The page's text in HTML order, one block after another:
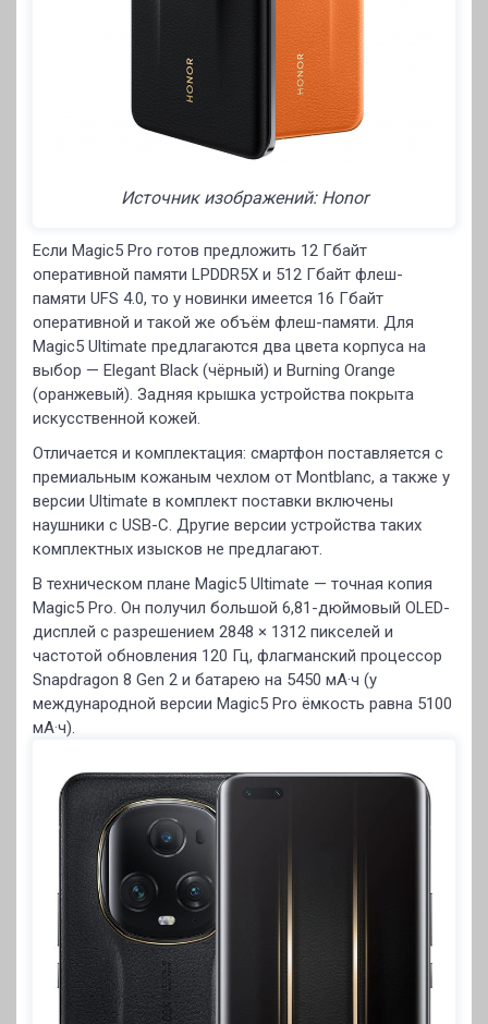
Источник изображений: Honor
Если Magic5 Pro готов предложить 12 Гбайт
оперативной памяти LPDDR5X и 512 Гбайт флеш-
памяти UFS 4.0, то у новинки имеется 16 Гбайт
оперативной и такой же объём флеш-памяти. Для
Magic5 Ultimate предлагаются два цвета корпуса на
выбор — Elegant Black (чёрный) и Burning Orange
(оранжевый). Задняя крышка устройства покрыта
искусственной кожей.
Отличается и комплектация: смартфон поставляется с
премиальным кожаным чехлом от Montblanc, а также у
версии Ultimate в комплект поставки включены
наушники с USB-C. Другие версии устройства таких
комплектных изысков не предлагают.
В техническом плане Magic5 Ultimate — точная копия
Magic5 Pro. Он получил большой 6,81-дюймовый OLED-
дисплей с разрешением 2848 × 1312 пикселей и
частотой обновления 120 Гц, флагманский процессор
Snapdragon 8 Gen 2 и батарею на 5450 мА·ч (у
международной версии Magic5 Pro ёмкость равна 5100
мА·ч).